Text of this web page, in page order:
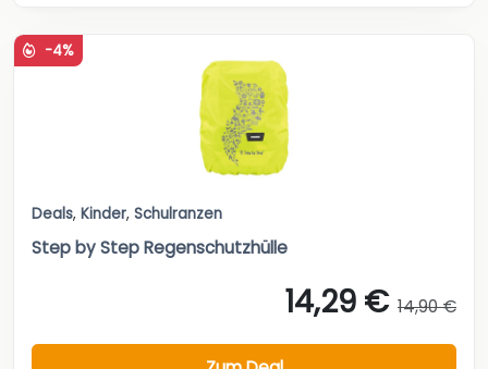
-4%
Deals, Kinder, Schulranzen
Step by Step Regenschutzhülle
14,29 € 14,90 €